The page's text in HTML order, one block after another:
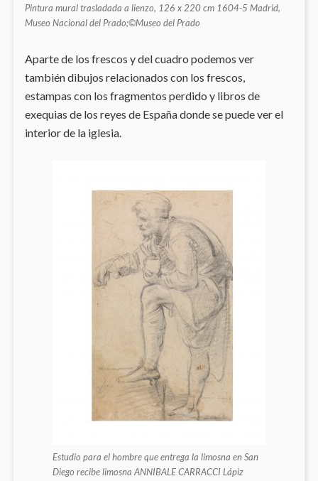
Pintura mural trasladada a lienzo, 126 x 220 cm 1604-5 Madrid,
Museo Nacional del Prado;©Museo del Prado
Aparte de los frescos y del cuadro podemos ver
también dibujos relacionados con los frescos,
estampas con los fragmentos perdido y libros de
exequias de los reyes de España donde se puede ver el
interior de la iglesia.
Estudio para el hombre que entrega la limosna en San
Diego recibe limosna ANNIBALE CARRACCI Lápiz